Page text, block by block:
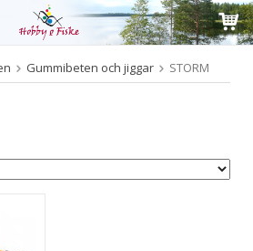
har blivit tillagd i varukorgen
Gummibeten och jiggar STORM